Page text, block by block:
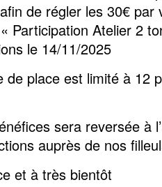
de régler les 30€ par
Participation Atelier 2
le 14/11/2025
de place est limité à 12
sera reversée à
auprès de nos
et à très bientôt